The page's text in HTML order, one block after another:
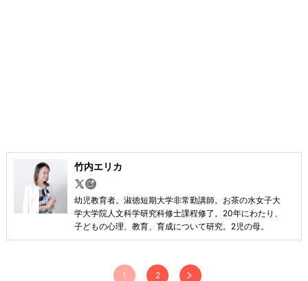
竹内エリカ
幼児教育者。淑徳短期大学非常勤講師。お茶の水女子大
学大学院人文科学研究科修士課程修了。20年にわたり、
子どもの心理、教育、育成について研究。2児の母。
1 2